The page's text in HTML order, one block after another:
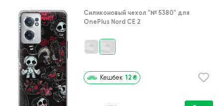
Силиконовый чехол "№ 5380" для
OnePlus Nord CE 2
Кешбек 12 ₴